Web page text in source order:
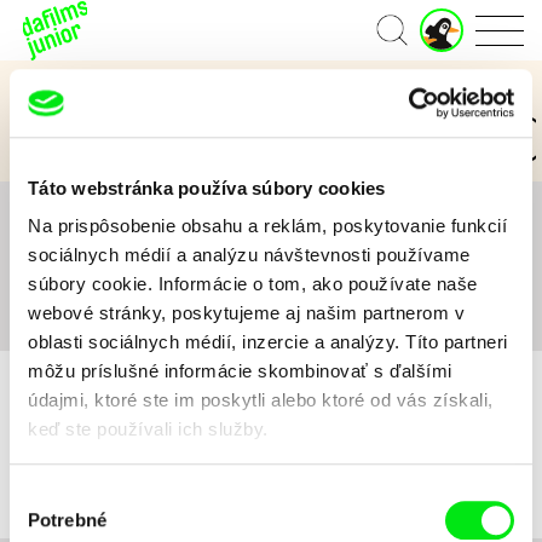
Táto webstránka používa súbory cookies
Na prispôsobenie obsahu a reklám, poskytovanie funkcií
sociálnych médií a analýzu návštevnosti používame
súbory cookie. Informácie o tom, ako používate naše
webové stránky, poskytujeme aj našim partnerom v
oblasti sociálnych médií, inzercie a analýzy. Títo partneri
môžu príslušné informácie skombinovať s ďalšími
údajmi, ktoré ste im poskytli alebo ktoré od vás získali,
keď ste používali ich služby.
súhlasu
Potrebné
Domov
J
u
n
i
o
r
Kategórie Junior
3 až 6 rokov 7 až 11 rokov 12 a viac rokov
Všetko A B C D E F G H I J
K
L
M N O P Q R S T U V W
Z #